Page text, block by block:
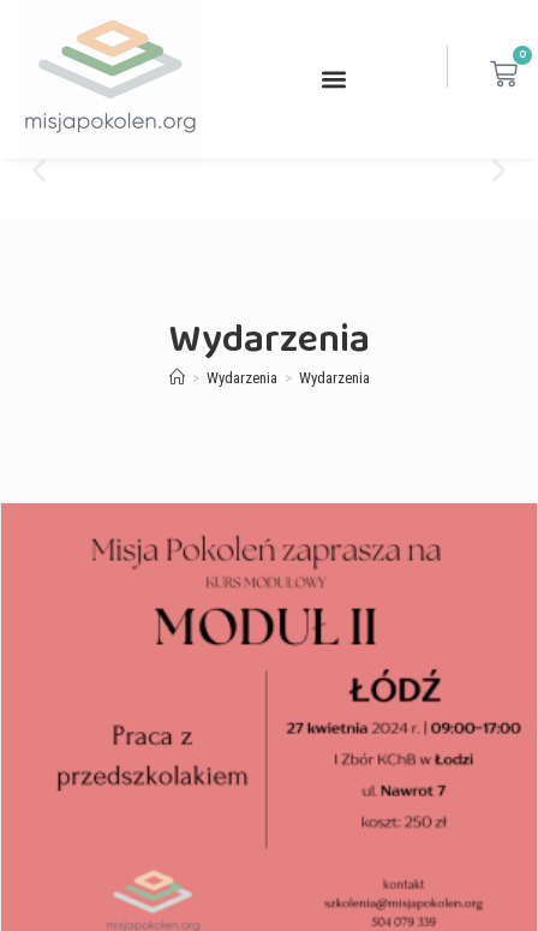
0
Wydarzenia
> Wydarzenia > Wydarzenia